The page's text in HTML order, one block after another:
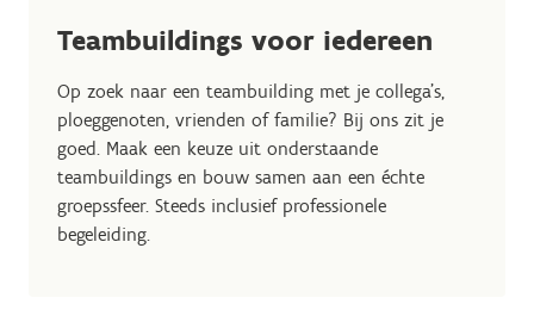
Teambuildings voor iedereen
Op zoek naar een teambuilding met je collega's,
ploeggenoten, vrienden of familie? Bij ons zit je
goed. Maak een keuze uit onderstaande
teambuildings en bouw samen aan een échte
groepssfeer. Steeds inclusief professionele
begeleiding.